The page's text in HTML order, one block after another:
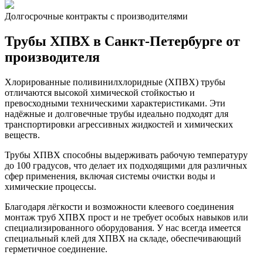
Долгосрочные контракты с производителями
Трубы ХПВХ в Санкт-Петербурге от
производителя
Хлорированные поливинилхлоридные (ХПВХ) трубы
отличаются высокой химической стойкостью и
превосходными техническими характеристиками. Эти
надёжные и долговечные трубы идеально подходят для
транспортировки агрессивных жидкостей и химических
веществ.
Трубы ХПВХ способны выдерживать рабочую температуру
до 100 градусов, что делает их подходящими для различных
сфер применения, включая системы очистки воды и
химические процессы.
Благодаря лёгкости и возможности клеевого соединения
монтаж труб ХПВХ прост и не требует особых навыков или
специализированного оборудования. У нас всегда имеется
специальный клей для ХПВХ на складе, обеспечивающий
герметичное соединение.